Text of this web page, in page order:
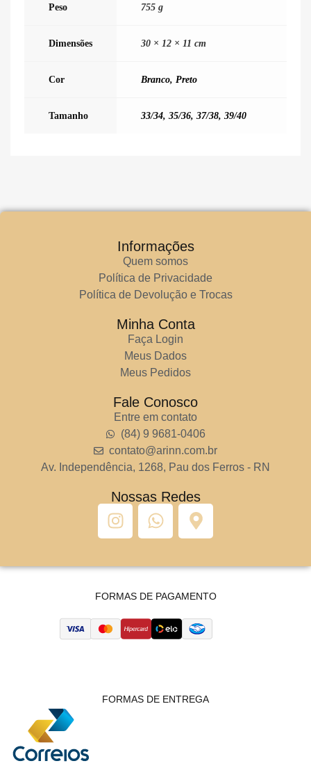
Peso 755 g
Dimensões 30 × 12 × 11 cm
Cor Branco, Preto
Tamanho 33/34, 35/36, 37/38, 39/40
Informações
Quem somos
Política de Privacidade
Política de Devolução e Trocas
Minha Conta
Faça Login
Meus Dados
Meus Pedidos
Fale Conosco
Entre em contato
(84) 9 9681-0406
contato@arinn.com.br
Av. Independência, 1268, Pau dos Ferros - RN
Nossas Redes
FORMAS DE PAGAMENTO
FORMAS DE ENTREGA